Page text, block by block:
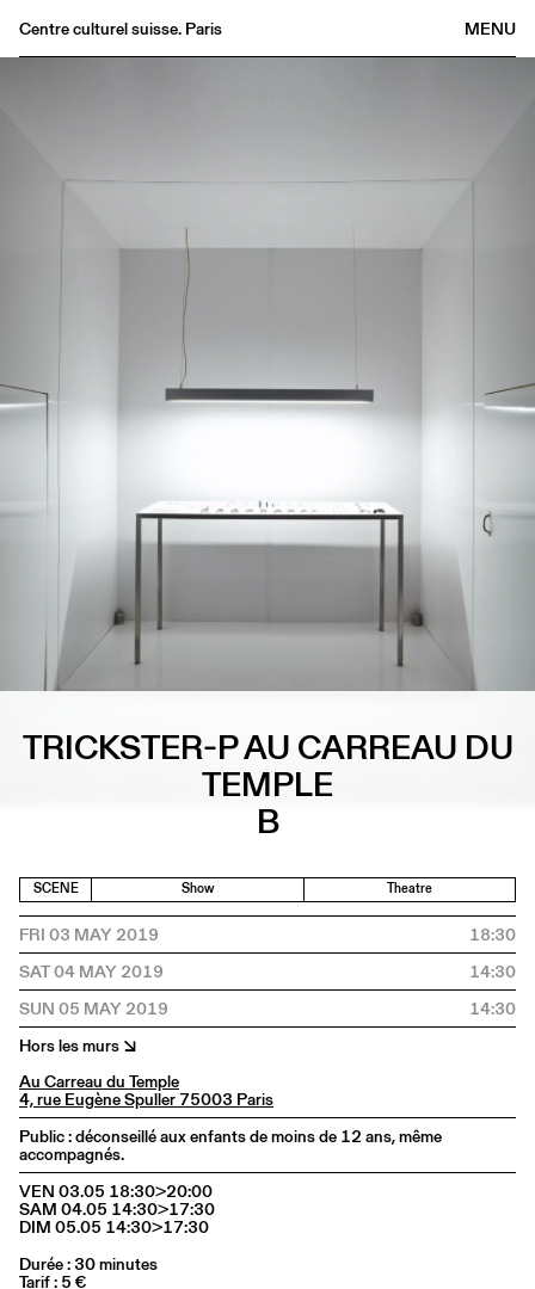
MENU
Centre culturel suisse. Paris
TRICKSTER-P AU CARREAU DU
TEMPLE
B
SCENE Show Theatre
FRI 03 MAY 2019
18:30
SAT 04 MAY 2019
14:30
SUN 05 MAY 2019
14:30
Hors les murs ↘
Au Carreau du Temple
4, rue Eugène Spuller 75003 Paris
Public : déconseillé aux enfants de moins de 12 ans, même
accompagnés.
VEN 03.05 18:30>20:00
SAM 04.05 14:30>17:30
DIM 05.05 14:30>17:30
Durée : 30 minutes
Tarif : 5 €